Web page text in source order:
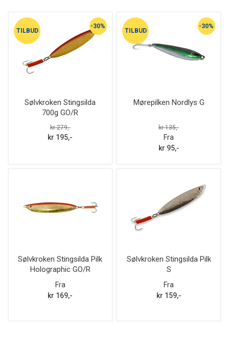
TILBUD
Sølvkroken Stingsilda
700g GO/R
-30%
kr 279,-
kr 195,-
TILBUD
Mørepilken Nordlys G
-30%
kr 135,-
Fra
kr 95,-
Sølvkroken Stingsilda Pilk
Holographic GO/R
Fra
kr 169,-
Sølvkroken Stingsilda Pilk
S
Fra
kr 159,-